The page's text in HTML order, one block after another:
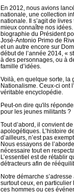
En 2012, nous avions
nationale, une collection
nationale. Il s’agit de
mieux connaître nos
biographie du Président
José-Antonio Primo de
et un autre encore sur
début de l’année 2014, «
à des personnages, ou à
famille d’idées.
Voilà, en quelque sorte, la
Nationalisme. Ceux-ci ont
véritable encyclopédie.
Peut-on dire qu'ils
pour les jeunes militants ?
Tout d’abord, il convient
apologétiques. L’histoire
d’ailleurs, n’est pas
Nous essayons de
nécessaire tout en
L’essentiel est de rétablir
détracteurs afin de
Notre démarche
surtout ceux, en particulier
ces hommes ou ces